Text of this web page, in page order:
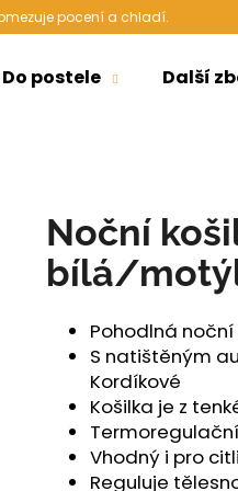
pocení a chladí.
Do postele Další
Noční
bílá/
Pohodlná
S natištěným
Kordíkové
Košilka je z
Vhodný i pro
RegulujeŠORTKY